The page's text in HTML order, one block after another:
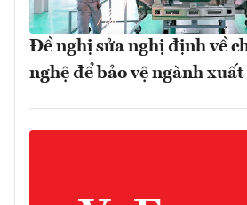
Đề nghị sửa nghị định về
nghệ để bảo vệ ngành